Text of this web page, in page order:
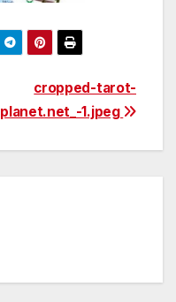
cropped-tarot-
planet.net_-1.jpeg